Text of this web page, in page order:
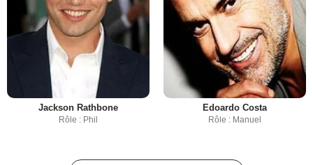
Jackson Rathbone
Rôle : Phil
Edoardo Costa
Rôle : Manuel